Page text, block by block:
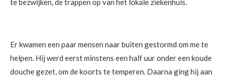
te bezwijken, de trappen op van het lokale ziekenhuis.
Er kwamen een paar mensen naar buiten gestormd om me te
helpen. Hij werd eerst minstens een half uur onder een koude
douche gezet, om de koorts te temperen. Daarna ging hij aan